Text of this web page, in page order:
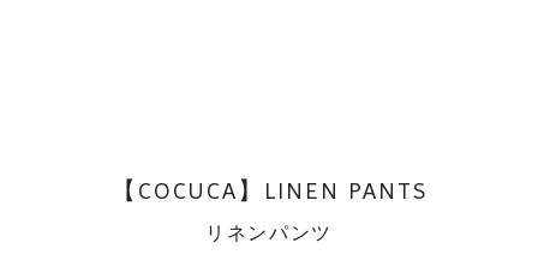
【COCUCA】LINEN PANTS
リネンパンツ